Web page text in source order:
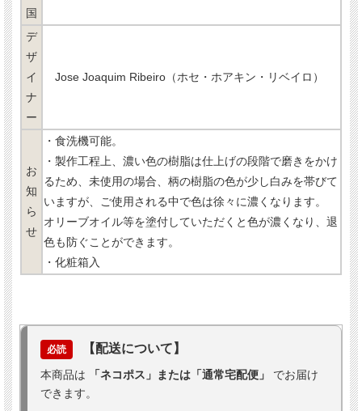
国
デ
ザ
イ
ナ
ー
Jose Joaquim Ribeiro（ホセ・ホアキン・リベイロ）
お
知
ら
せ
・食洗機可能。
・製作工程上、濃い色の樹脂は仕上げの段階で磨きをかけ
るため、未使用の場合、柄の樹脂の色が少し白みを帯びて
いますが、ご使用される中で色は徐々に濃くなります。
オリーブオイル等を塗付していただくと色が濃くなり、退
色も防ぐことができます。
・化粧箱入
必読 【配送について】
本商品は 「ネコポス」または「通常宅配便」
でお届け
できます。